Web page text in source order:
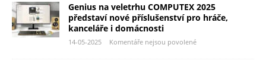
Genius na veletrhu COMPUTEX 2025
představí nové příslušenství pro hráče,
kanceláře i domácnosti
14-05-2025 Komentáře nejsou povolené